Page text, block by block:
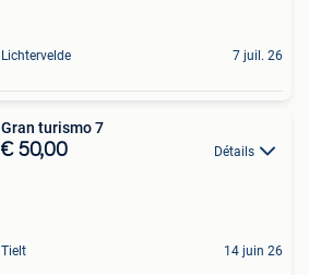
Lichtervelde 7 juil. 26
Gran turismo 7
€ 50,00 Détails
Tielt 14 juin 26